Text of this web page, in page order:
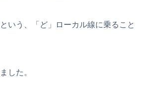
いう、「ど」ローカル線に乗ること
した。